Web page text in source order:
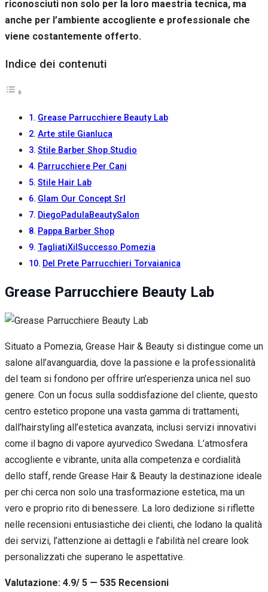
riconosciuti non solo per la loro maestria tecnica, ma
anche per l’ambiente accogliente e professionale che
viene costantemente offerto.
Indice dei contenuti
Grease Parrucchiere Beauty Lab
Arte stile Gianluca
Stile Barber Shop Studio
Parrucchiere Per Cani
Stile Hair Lab
Glam Our Concept Srl
DiegoPadulaBeautySalon
Pappa Barber Shop
TagliatiXilSuccesso Pomezia
Del Prete Parrucchieri Torvaianica
Grease Parrucchiere Beauty Lab
Situato a Pomezia, Grease Hair & Beauty si distingue come un
salone all’avanguardia, dove la passione e la professionalità
del team si fondono per offrire un’esperienza unica nel suo
genere. Con un focus sulla soddisfazione del cliente, questo
centro estetico propone una vasta gamma di trattamenti,
dall’hairstyling all’estetica avanzata, inclusi servizi innovativi
come il bagno di vapore ayurvedico Swedana. L’atmosfera
accogliente e vibrante, unita alla competenza e cordialità
dello staff, rende Grease Hair & Beauty la destinazione ideale
per chi cerca non solo una trasformazione estetica, ma un
vero e proprio rito di benessere. La loro dedizione si riflette
nelle recensioni entusiastiche dei clienti, che lodano la qualità
dei servizi, l’attenzione ai dettagli e l’abilità nel creare look
personalizzati che superano le aspettative.
Valutazione: 4.9/ 5 — 535 Recensioni
mentre visiti il
nostro sito,
possibilità di
e offerte